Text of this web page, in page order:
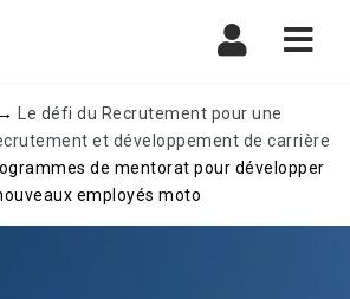
→
Le défi du Recrutement pour une
et développement de carrière
de mentorat pour développer
employés moto